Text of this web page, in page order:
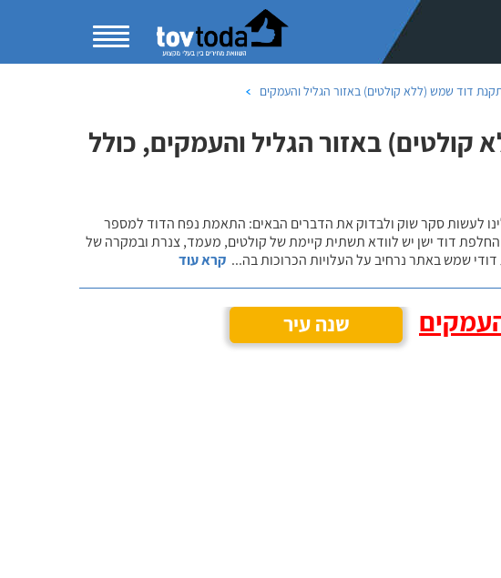
דוד שמש (ללא קולטים) באזור הגליל והעמקים
באזור הגליל והעמקים, כולל
לעשות סקר שוק ולבדוק את הדברים הבאים: התאמת נפח הדוד למספר
דוד ישן יש לוודא תשתית קיימת של קולטים, מעמד, צנרת ובמקרה של
שמש באתר נרחיב על העלויות הכרוכות בה... קרא עוד
שנה עיר